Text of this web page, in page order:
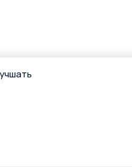
разного